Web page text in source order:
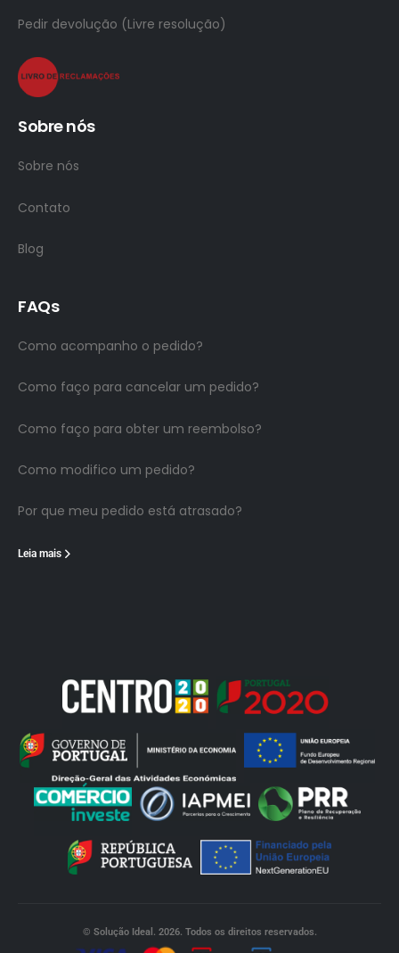
Pedir devolução (Livre resolução)
Sobre nós
Sobre nós
Contato
Blog
FAQs
Como acompanho o pedido?
Como faço para cancelar um pedido?
Como faço para obter um reembolso?
Como modifico um pedido?
Por que meu pedido está atrasado?
Leia mais
© Solução Ideal. 2026. Todos os direitos reservados.